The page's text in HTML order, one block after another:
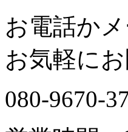
お電話か
お気軽に
080-9670-